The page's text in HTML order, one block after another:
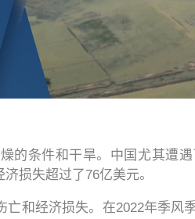
的条件和干旱。中国尤其遭
损失超过了76亿美元。
和经济损失。在2022年季风